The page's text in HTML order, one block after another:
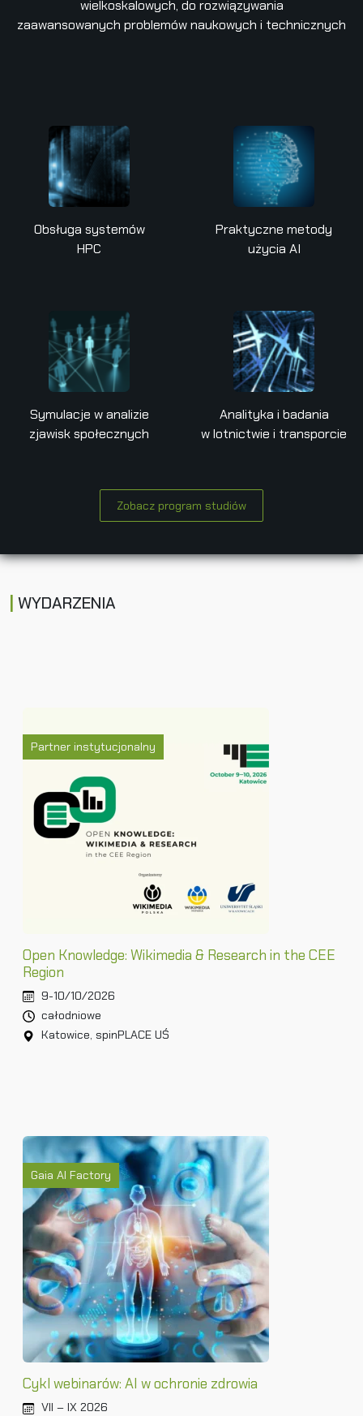
wielkoskalowych, do rozwiązywania
zaawansowanych problemów naukowych i technicznych
Obsługa systemów
HPC
Praktyczne metody
użycia AI
Symulacje w analizie
zjawisk społecznych
Analityka i badania
w lotnictwie i transporcie
Zobacz program studiów
WYDARZENIA
Partner instytucjonalny
Open Knowledge: Wikimedia & Research in the CEE
Region
9-10/10/2026
całodniowe
Katowice, spinPLACE UŚ
Gaia AI Factory
Cykl webinarów: AI w ochronie zdrowia
VII – IX 2026